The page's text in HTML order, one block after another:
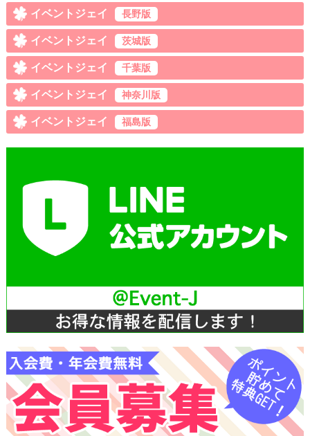
イベントジェイ 長野版
イベントジェイ 茨城版
イベントジェイ 千葉版
イベントジェイ 神奈川版
イベントジェイ 福島版